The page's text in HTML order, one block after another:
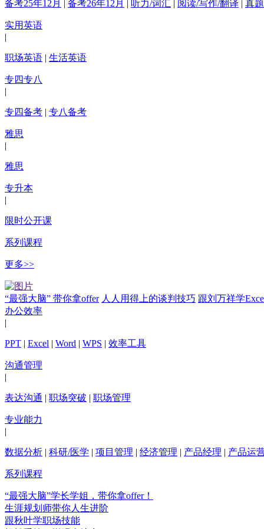
备考25年12月 | 备考26年12月 | 听力/词汇 | 阅读/写作/翻译 | 真
实用英语
|
职场英语 | 生活英语
专四专八
|
专四备考 | 专八备考
雅思
|
雅思
专升本
|
限时公开课
系列课程
更多>>
“最强大脑” 带你拿offer 人人用得上的谈判技巧 跟刘万祥学
办公效率
|
PPT | Excel | Word | WPS | 效率工具
沟通管理
|
表达沟通 | 职场突破 | 职场管理
专业能力
|
数据分析 | 科研/医学 | 项目管理 | 经济管理 | 产品经理 | 产品运
系列课程
“最强大脑”学长学姐，带你拿offer！
生涯规划师带你人生进阶
跟秋叶学职场技能